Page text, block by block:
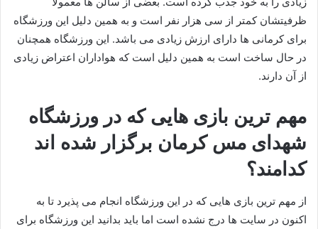
ظرفیتشان کمتر از سی هزار نفر است و به همین دلیل این ورزشگاه
برای کرمانی ها دارای ارزش زیادی می باشد. این ورزشگاه همچنان
در حال ساخت است به همین دلیل است که هواداران اعتراض زیادی
از آن دارند.
مهم ترین بازی هایی که در ورزشگاه
شهدای مس کرمان برگزار شده اند
کدامند؟
از مهم ترین بازی هایی که در این ورزشگاه انجام می پذیرد تا به
اکنون در سایت ها درج نشده است اما باید بدانید این ورزشگاه برای